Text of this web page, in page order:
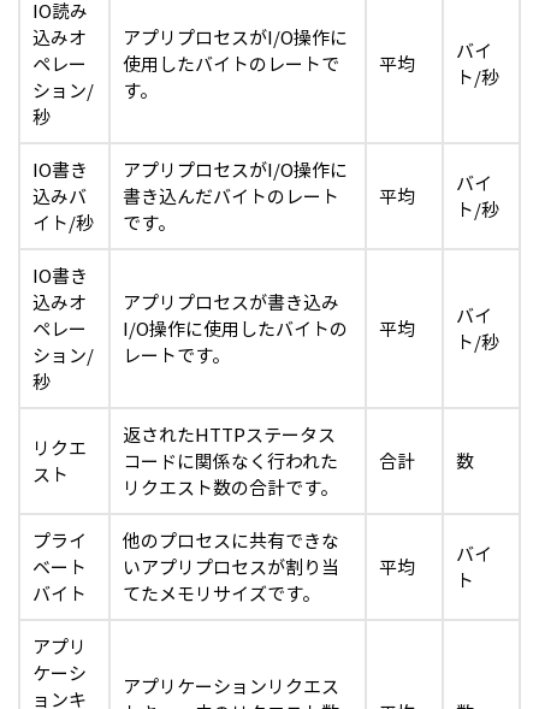
IO読み
込みオ
ペレー
ション/
秒
アプリプロセスがI/O操作に
使用したバイトのレートで
す。
平均
バイ
ト/秒
IO書き
込みバ
イト/秒
アプリプロセスがI/O操作に
書き込んだバイトのレート
です。
平均
バイ
ト/秒
IO書き
込みオ
ペレー
ション/
秒
アプリプロセスが書き込み
I/O操作に使用したバイトの
レートです。
平均
バイ
ト/秒
リクエ
スト
返されたHTTPステータス
コードに関係なく行われた
リクエスト数の合計です。
合計 数
プライ
ベート
バイト
他のプロセスに共有できな
いアプリプロセスが割り当
てたメモリサイズです。
平均
バイ
ト
アプリ
ケーシ
ョンキ
アプリケーションリクエス